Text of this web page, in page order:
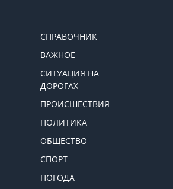
СПРАВОЧНИК
ВАЖНОЕ
СИТУАЦИЯ НА
ДОРОГАХ
ПРОИСШЕСТВИЯ
ПОЛИТИКА
ОБЩЕСТВО
СПОРТ
ПОГОДА